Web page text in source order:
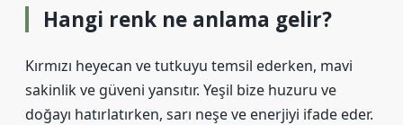
Hangi renk ne anlama gelir?
Kırmızı heyecan ve tutkuyu temsil ederken, mavi
sakinlik ve güveni yansıtır. Yeşil bize huzuru ve
doğayı hatırlatırken, sarı neşe ve enerjiyi ifade eder.